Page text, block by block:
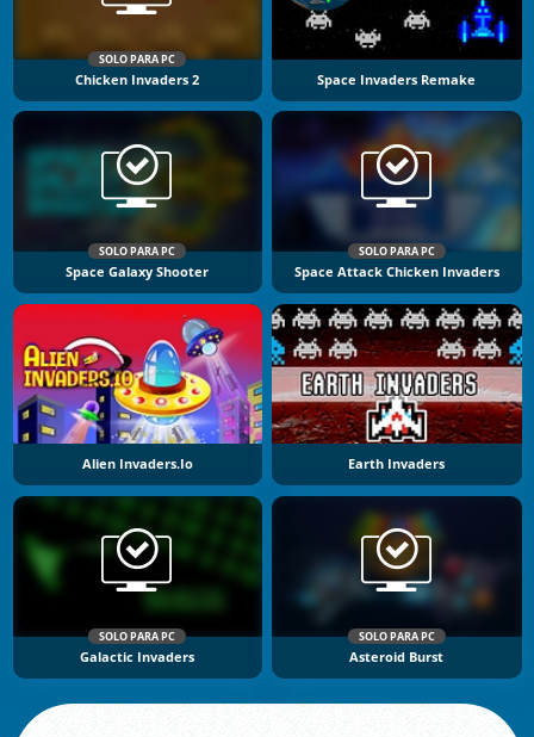
SOLO PARA PC
Chicken Invaders 2 Space Invaders Remake
SOLO PARA PC
Space Galaxy Shooter
SOLO PARA PC
Space Attack Chicken Invaders
Alien Invaders.io Earth Invaders
SOLO PARA PC
Galactic Invaders
SOLO PARA PC
Asteroid Burst